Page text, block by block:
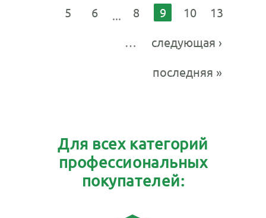
5
6 8 9 10
13
…
следующая ›
последняя »
Для всех категорий
профессиональных
покупателей: